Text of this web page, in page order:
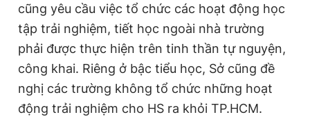
cũng yêu cầu việc tổ chức các hoạt động học
tập trải nghiệm, tiết học ngoài nhà trường
phải được thực hiện trên tinh thần tự nguyện,
công khai. Riêng ở bậc tiểu học, Sở cũng đề
nghị các trường không tổ chức những hoạt
động trải nghiệm cho HS ra khỏi TP.HCM.